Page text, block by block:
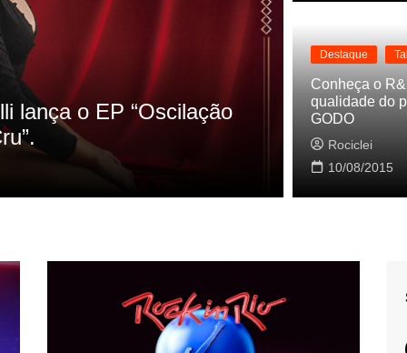
referencias do clipe de
Destaque
Cynthia
Baleiro
Rociclei
Destaque
Conheça o
qualidade do
GODO
Rociclei
10/08/2015